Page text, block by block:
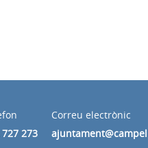
273
Correu electrònic